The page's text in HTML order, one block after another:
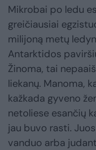
Mikrobai po ledu
greičiausiai
milijoną metų
Antarktidos
Žinoma, tai
liekanų. Manoma,
kažkada gyveno
netoliese esančių
jau buvo rasti.
vanduo arba